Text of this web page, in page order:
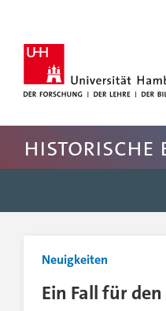
Rechte Spalte anspringen
Fussbereich der Seite
Historische
Neuigkeiten
Ein Fall für